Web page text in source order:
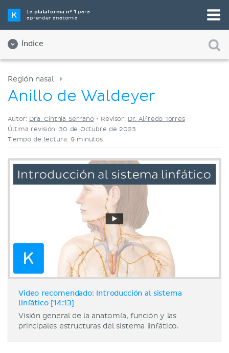
Laplataforma nº 1 para
aprender anatomía
Índice
Elige tu herramienta de estudio favorita
Videos
Región nasal
Anillo de Waldeyer
Autor: Dra. Cinthia Serrano• Revisor: Dr. Alfredo Torres
Última revisión: 30 de Octubre de 2023
Tiempo de lectura: 9 minutos
Video recomendado: Introducción al sistema
linfático [14:13]
Visión general de la anatomía, función y las
principales estructuras del sistema linfático.